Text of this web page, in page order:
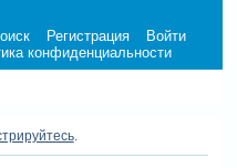
Регистрация
Войти
конфиденциальности
.